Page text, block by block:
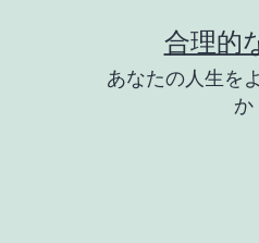
合理的
あなたの人生を
か